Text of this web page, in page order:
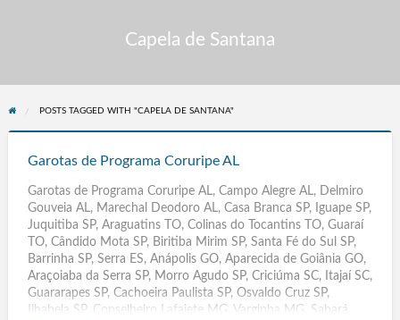
Capela de Santana
POSTS TAGGED WITH "CAPELA DE SANTANA"
Coruripe
Garotas de Programa Coruripe AL
Garotas de Programa Coruripe AL, Campo Alegre AL, Delmiro
Gouveia AL, Marechal Deodoro AL, Casa Branca SP, Iguape SP,
Juquitiba SP, Araguatins TO, Colinas do Tocantins TO, Guaraí
TO, Cândido Mota SP, Biritiba Mirim SP, Santa Fé do Sul SP,
Barrinha SP, Serra ES, Anápolis GO, Aparecida de Goiânia GO,
Araçoiaba da Serra SP, Morro Agudo SP, Criciúma SC, Itajaí SC,
Guararapes SP, Cachoeira Paulista SP, Osvaldo Cruz SP,
Ilhabela SP, Conselheiro Lafaiete MG, Varginha MG, Sabará